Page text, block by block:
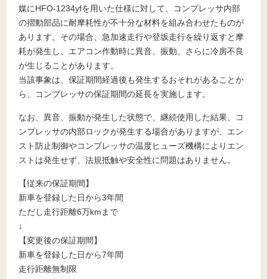
媒にHFO-1234yfを用いた仕様に対して、コンプレッサ内部
の摺動部品に耐摩耗性が不十分な材料を組み合わせたものが
あります。その場合、急加速走行や登坂走行を繰り返すと摩
耗が発生し、エアコン作動時に異音、振動、さらに冷房不良
が生じることがあります。
当該事象は、保証期間経過後も発生するおそれがあることか
ら、コンプレッサの保証期間の延長を実施します。
なお、異音、振動が発生した状態で、継続使用した結果、コ
ンプレッサの内部ロックが発生する場合がありますが、エン
スト防止制御やコンプレッサの温度ヒューズ機構によりエン
ストは発生せず、法規抵触や安全性に問題はありません。
【従来の保証期間】
新車を登録した日から3年間
ただし走行距離6万kmまで
↓
【変更後の保証期間】
新車を登録した日から7年間
走行距離無制限